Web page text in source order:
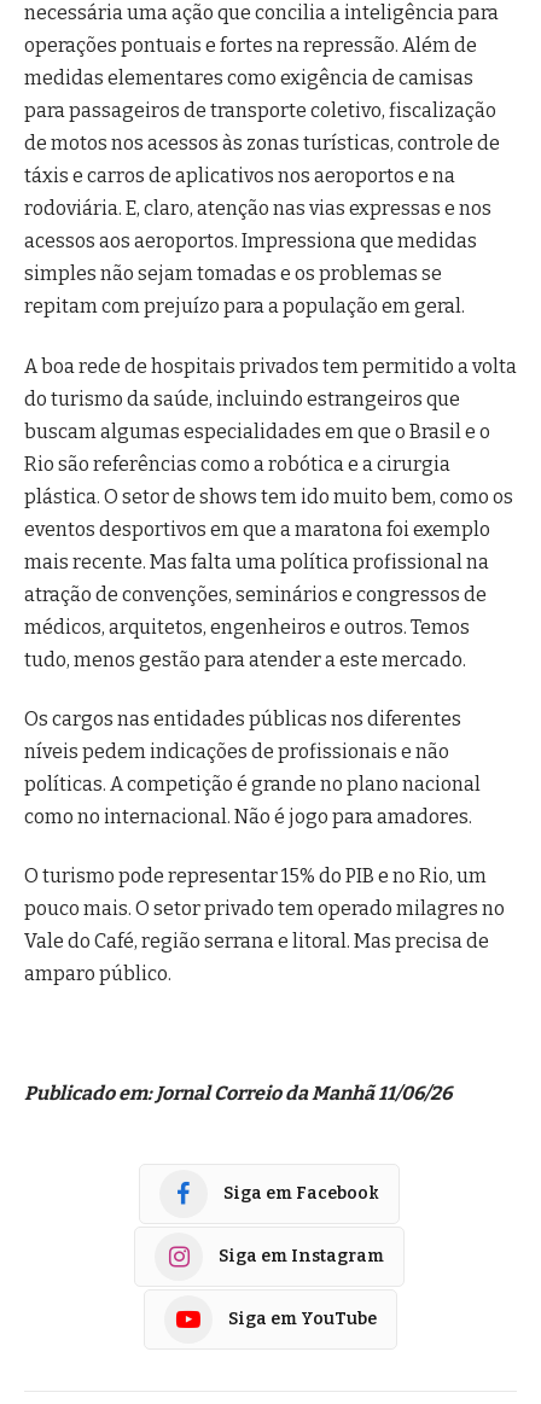
necessária uma ação que concilia a inteligência para
operações pontuais e fortes na repressão. Além de
medidas elementares como exigência de camisas
para passageiros de transporte coletivo, fiscalização
de motos nos acessos às zonas turísticas, controle de
táxis e carros de aplicativos nos aeroportos e na
rodoviária. E, claro, atenção nas vias expressas e nos
acessos aos aeroportos. Impressiona que medidas
simples não sejam tomadas e os problemas se
repitam com prejuízo para a população em geral.
A boa rede de hospitais privados tem permitido a volta
do turismo da saúde, incluindo estrangeiros que
buscam algumas especialidades em que o Brasil e o
Rio são referências como a robótica e a cirurgia
plástica. O setor de shows tem ido muito bem, como os
eventos desportivos em que a maratona foi exemplo
mais recente. Mas falta uma política profissional na
atração de convenções, seminários e congressos de
médicos, arquitetos, engenheiros e outros. Temos
tudo, menos gestão para atender a este mercado.
Os cargos nas entidades públicas nos diferentes
níveis pedem indicações de profissionais e não
políticas. A competição é grande no plano nacional
como no internacional. Não é jogo para amadores.
O turismo pode representar 15% do PIB e no Rio, um
pouco mais. O setor privado tem operado milagres no
Vale do Café, região serrana e litoral. Mas precisa de
amparo público.
Publicado em: Jornal Correio da Manhã 11/06/26
Siga em Facebook
Siga em Instagram
Siga em YouTube